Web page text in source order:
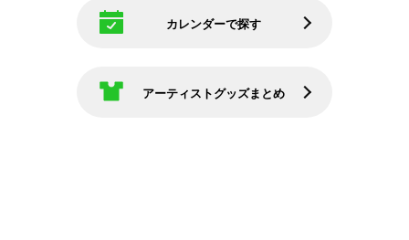
カレンダーで探す
アーティストグッズまとめ